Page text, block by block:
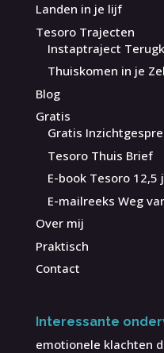
Landen in je lijf
Tesoro Trajecten
Instaptraject
Thuiskomen in je
Blog
Gratis
Gratis
Tesoro Thuis Brief
E-book Tesoro
E-mailreeks Weg
Over mij
Praktisch
Contact
Interessante
emotionele klachten